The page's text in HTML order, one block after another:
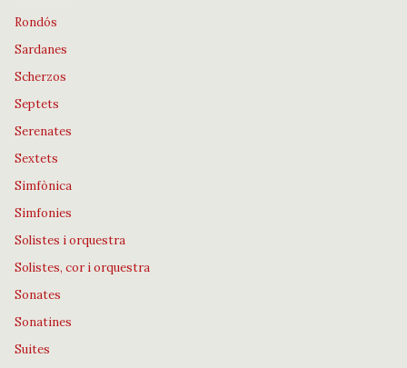
Rondós
Sardanes
Scherzos
Septets
Serenates
Sextets
Simfònica
Simfonies
Solistes i orquestra
Solistes, cor i orquestra
Sonates
Sonatines
Suites